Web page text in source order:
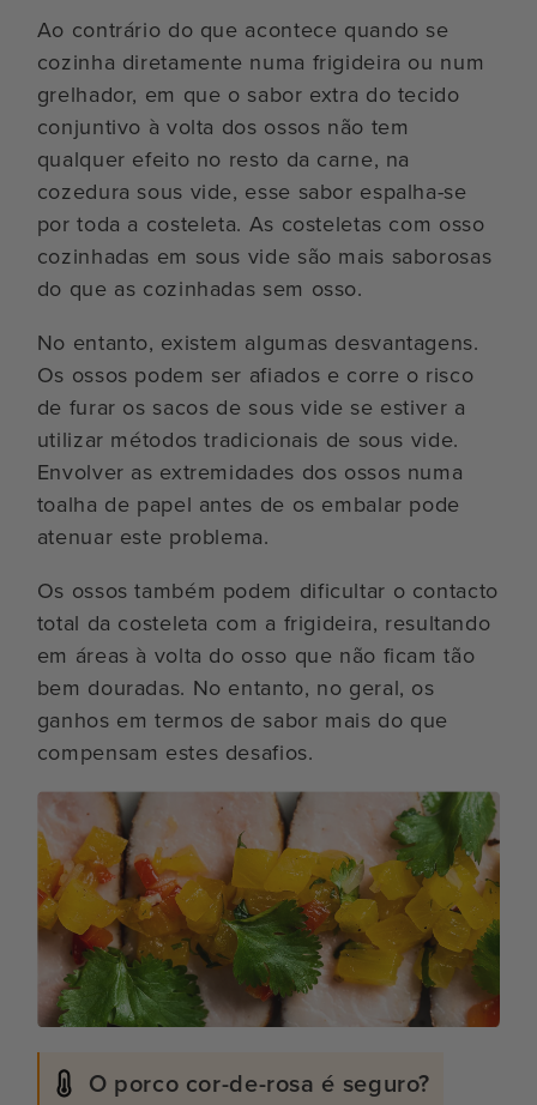
Ao contrário do que acontece quando se
cozinha diretamente numa frigideira ou num
grelhador, em que o sabor extra do tecido
conjuntivo à volta dos ossos não tem
qualquer efeito no resto da carne, na
cozedura sous vide, esse sabor espalha-se
por toda a costeleta. As costeletas com osso
cozinhadas em sous vide são mais saborosas
do que as cozinhadas sem osso.
No entanto, existem algumas desvantagens.
Os ossos podem ser afiados e corre o risco
de furar os sacos de sous vide se estiver a
utilizar métodos tradicionais de sous vide.
Envolver as extremidades dos ossos numa
toalha de papel antes de os embalar pode
atenuar este problema.
Os ossos também podem dificultar o contacto
total da costeleta com a frigideira, resultando
em áreas à volta do osso que não ficam tão
bem douradas. No entanto, no geral, os
ganhos em termos de sabor mais do que
compensam estes desafios.
O porco cor-de-rosa é seguro?